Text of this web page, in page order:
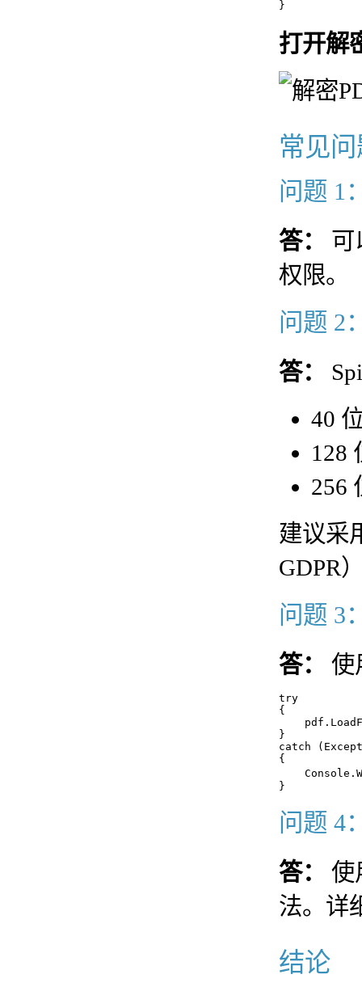
打开解
常见
问题 1
答：
可
权限。
问题 2
答：
40
128
256
建议采
GDPR
问题 3
答： 使
try
{
}
catch
{
问题 4
答：
法。详
结论